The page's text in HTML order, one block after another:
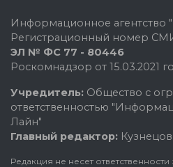
Информационное агентство
Регистрационный номер
ЭЛ № ФС 77 - 80446
Роскомнадзор от 15.03.2021
Учредитель: Общество с
ответственностью
Лайн"
Главный редактор:
Редакция не несет